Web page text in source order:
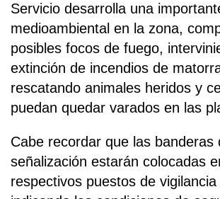
Servicio desarrolla una
medioambiental en la zona,
posibles focos de fuego,
extinción de incendios de
rescatando animales heridos y
puedan quedar varados en las
Cabe recordar que las banderas
señalización estarán colocadas
respectivos puestos de